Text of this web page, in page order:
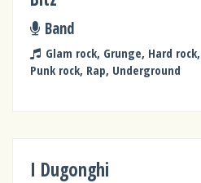
Band
Glam rock, Grunge, Hard rock,
Punk rock, Rap, Underground
I Dugonghi